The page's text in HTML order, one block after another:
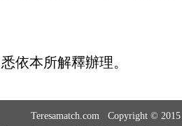
悉依本所解釋辦理。
Teresamatch.com Copyright ©